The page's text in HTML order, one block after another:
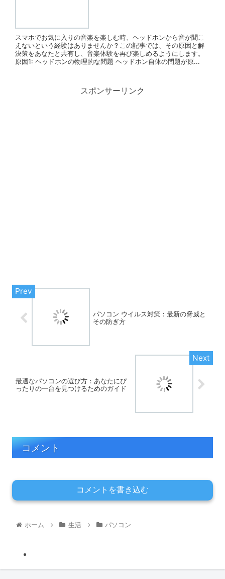
スマホでお気に入りの音楽を楽しむ時、ヘッドホンから音が聞こ
えないという経験はありませんか？この記事では、その原因と解
決策をあなたと共有し、音楽体験を再び楽しめるようにします。
原因1: ヘッドホンの物理的な問題 ヘッドホン自体の問題が原...
スポンサーリンク
パソコン ウイルス対策：最新の脅威と
その防ぎ方
最適なパソコンの選び方：あなたにぴ
ったりの一台を見つけるためのガイド
コメント
コメントを書き込む
ホーム 生活 パソコン